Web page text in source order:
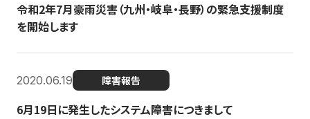
令和2年7月豪雨災害（九州・岐阜・長野）の緊急支援制度
を開始します
2020.06.19 障害報告
6月19日に発生したシステム障害につきまして